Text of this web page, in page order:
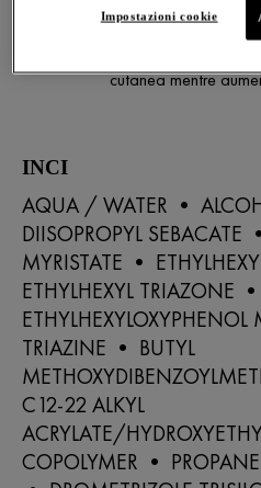
ACQUA
cutanea mentre
INCI
AQUA / WATER •
DIISOPROPYL
MYRISTATE •
ETHYLHEXYL TRIAZONE
TRIAZINE • BUTYL
C12-22 ALKYL
ACRYLATE/
COPOLYMER •
Impostazioni cookie